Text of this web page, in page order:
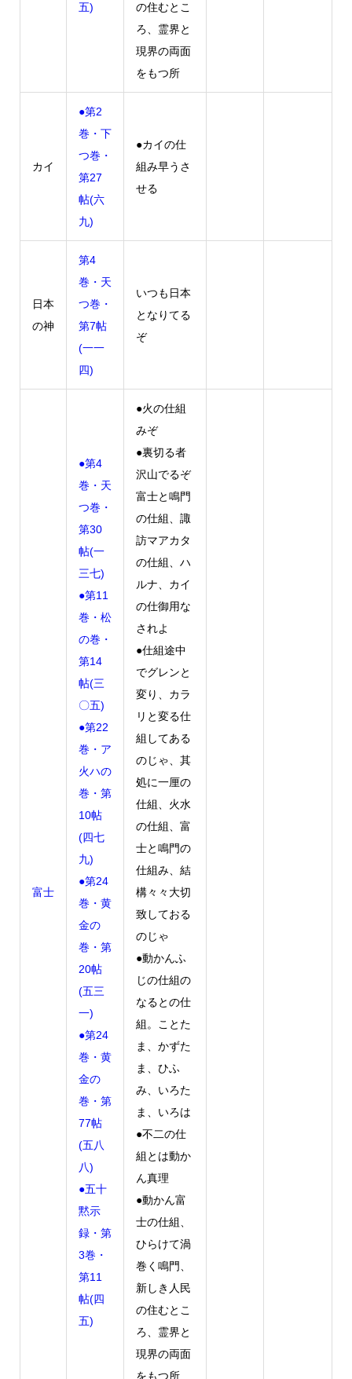
五)
の住むとこ
ろ、霊界と
現界の両面
をもつ所
カイ
●第2
巻・下
つ巻・
第27
帖(六
九)
●カイの仕
組み早うさ
せる
日本
の神
第4
巻・天
つ巻・
第7帖
(一一
四)
いつも日本
となりてる
ぞ
富士
●第4
巻・天
つ巻・
第30
帖(一
三七)
●第11
巻・松
の巻・
第14
帖(三
〇五)
●第22
巻・ア
火ハの
巻・第
10帖
(四七
九)
●第24
巻・黄
金の
巻・第
20帖
(五三
一)
●第24
巻・黄
金の
巻・第
77帖
(五八
八)
●五十
黙示
録・第
3巻・
第11
帖(四
五)
●火の仕組
みぞ
●裏切る者
沢山でるぞ
富士と鳴門
の仕組、諏
訪マアカタ
の仕組、ハ
ルナ、カイ
の仕御用な
されよ
●仕組途中
でグレンと
変り、カラ
リと変る仕
組してある
のじゃ、其
処に一厘の
仕組、火水
の仕組、富
士と鳴門の
仕組み、結
構々々大切
致しておる
のじゃ
●動かんふ
じの仕組の
なるとの仕
組。ことた
ま、かずた
ま、ひふ
み、いろた
ま、いろは
●不二の仕
組とは動か
ん真理
●動かん富
士の仕組、
ひらけて渦
巻く鳴門、
新しき人民
の住むとこ
ろ、霊界と
現界の両面
をもつ所